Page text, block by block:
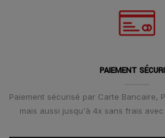
PAIEMENT
Paiement sécurisé par Carte Bancaire,
mais aussi jusqu'à 4x sans frais